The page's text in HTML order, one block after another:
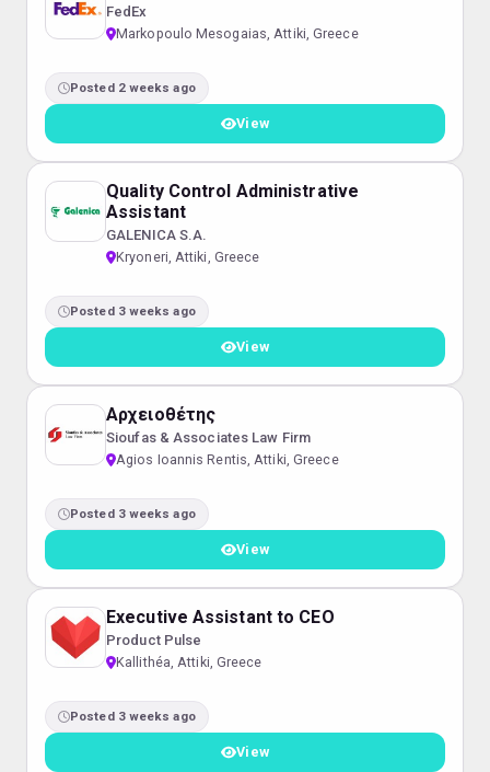
FedEx
Markopoulo Mesogaias, Attiki, Greece
Posted 2 weeks ago
View
Quality Control Administrative
Assistant
GALENICA S.A.
Kryoneri, Attiki, Greece
Posted 3 weeks ago
View
Αρχειοθέτης
Sioufas & Associates Law Firm
Agios Ioannis Rentis, Attiki, Greece
Posted 3 weeks ago
View
Executive Assistant to CEO
Product Pulse
Kallithéa, Attiki, Greece
Posted 3 weeks ago
View